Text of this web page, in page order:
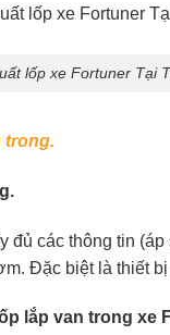
lốp xe Fortuner Tại
trong.
đủ các thông tin
Đặc biệt là thiết
lắp van trong xe